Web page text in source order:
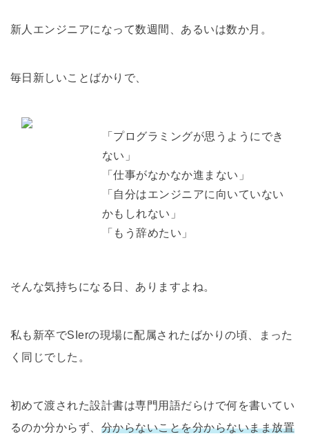
新人エンジニアになって数週間、あるいは数か月。
毎日新しいことばかりで、
「プログラミングが思うようにでき
ない」
「仕事がなかなか進まない」
「自分はエンジニアに向いていない
かもしれない」
「もう辞めたい」
そんな気持ちになる日、ありますよね。
私も新卒でSIerの現場に配属されたばかりの頃、まった
く同じでした。
初めて渡された設計書は専門用語だらけで何を書いてい
るのか分からず、 分からないことを分からないまま放置